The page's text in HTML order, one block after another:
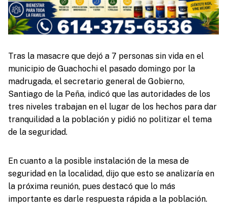
Tras la masacre que dejó a 7 personas sin vida en el
municipio de Guachochi el pasado domingo por la
madrugada, el secretario general de Gobierno,
Santiago de la Peña, indicó que las autoridades de los
tres niveles trabajan en el lugar de los hechos para dar
tranquilidad a la población y pidió no politizar el tema
de la seguridad.
En cuanto a la posible instalación de la mesa de
seguridad en la localidad, dijo que esto se analizaría en
la próxima reunión, pues destacó que lo más
importante es darle respuesta rápida a la población.